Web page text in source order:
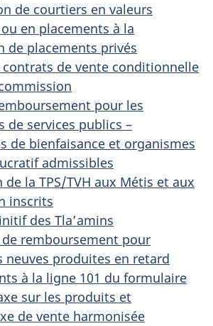
de courtiers en valeurs
en placements à la
de placements privés
contrats de vente conditionnelle
pour les
de services publics –
de bienfaisance et organismes
admissibles
la TPS/TVH aux Métis et aux
inscrits
des Tla’amins
de remboursement pour
neuves produites en retard
à la ligne 101 du formulaire
sur les produits et
de vente harmonisée